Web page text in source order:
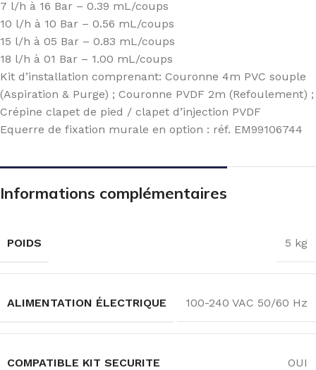
7 l/h à 16 Bar – 0.39 mL/coups
10 l/h à 10 Bar – 0.56 mL/coups
15 l/h à 05 Bar – 0.83 mL/coups
18 l/h à 01 Bar – 1.00 mL/coups
Kit d’installation comprenant: Couronne 4m PVC souple
(Aspiration & Purge) ; Couronne PVDF 2m (Refoulement) ;
Crépine clapet de pied / clapet d’injection PVDF
Equerre de fixation murale en option : réf. EM99106744
Informations complémentaires
POIDS 5 kg
ALIMENTATION ÉLECTRIQUE 100-240 VAC 50/60 Hz
COMPATIBLE KIT SECURITE OUI